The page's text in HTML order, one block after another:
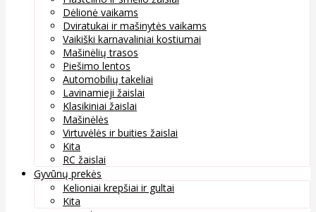
Dėlionė vaikams
Dviratukai ir mašinytės vaikams
Vaikiški karnavaliniai kostiumai
Mašinėlių trasos
Piešimo lentos
Automobilių takeliai
Lavinamieji žaislai
Klasikiniai žaislai
Mašinėlės
Virtuvėlės ir buities žaislai
Kita
RC žaislai
Gyvūnų prekės
Kelioniai krepšiai ir gultai
Kita